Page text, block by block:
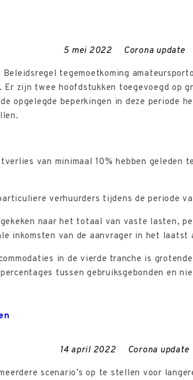
5 mei 2022 Corona update
tegemoetkoming
zijn twee hoofdstukken toegevoegd op
opgelegde beperkingen in deze periode
van minimaal 10% hebben
verhuurders tijdens de periode
naar het totaal van vaste lasten,
inkomsten van de aanvrager in het laatst
in de vierde tranche is
tussen gebruiksgebonden en
14 april 2022 Corona update
scenario’s op te stellen voor